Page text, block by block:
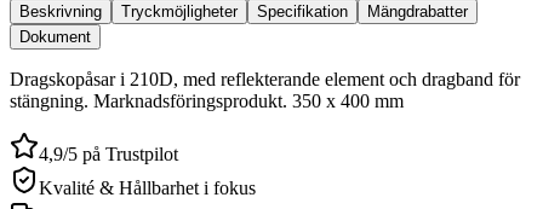
Beskrivning
Tryckmöjligheter Specifikation
Mängdrabatter
Dokument
Dragskopåsar i 210D, med reflekterande element och dragband för
stängning. Marknadsföringsprodukt. 350 x 400 mm
4,9/5 på Trustpilot
Kvalité & Hållbarhet i fokus